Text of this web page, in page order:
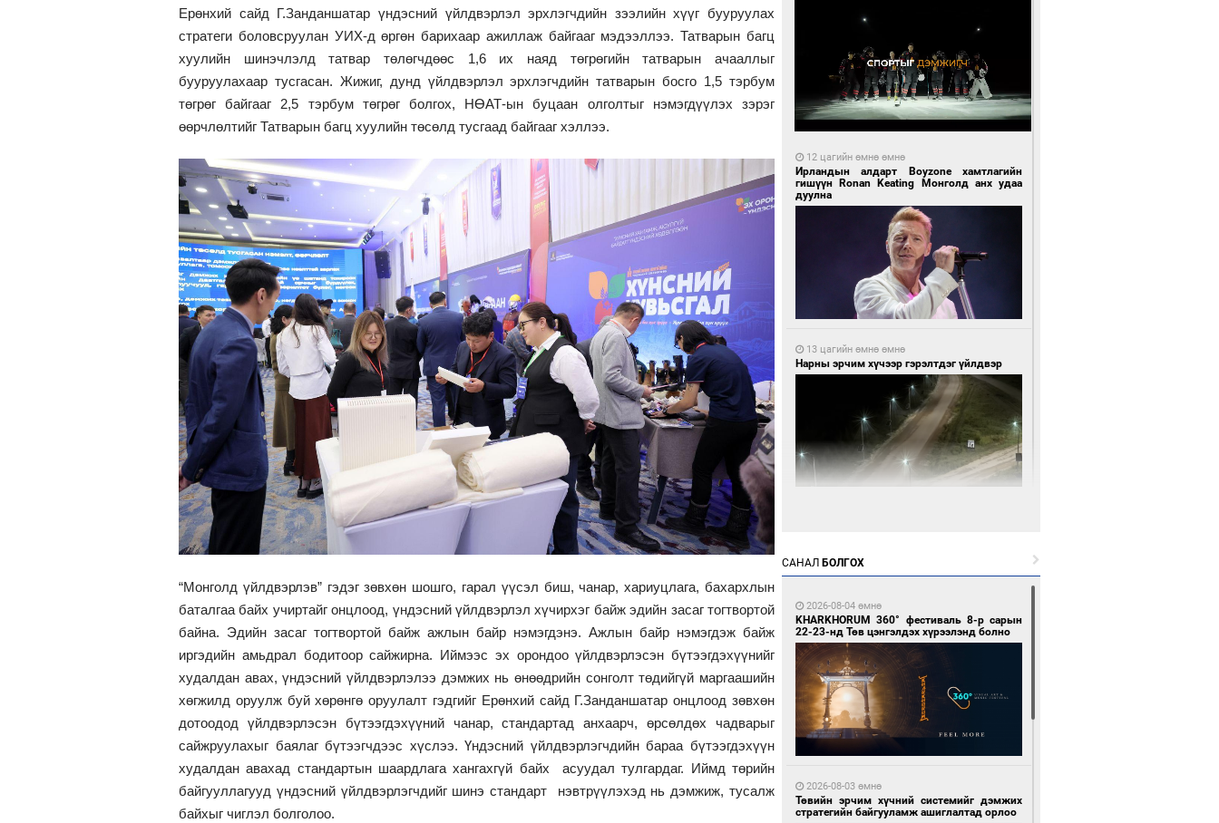
Ерөнхий сайд Г.Занданшатар үндэсний үйлдвэрлэл эрхлэгчдийн зээлийн хүүг бууруулах
стратеги боловсруулан УИХ-д өргөн барихаар ажиллаж байгааг мэдээллээ. Татварын багц
хуулийн шинэчлэлд татвар төлөгчдөөс 1,6 их наяд төгрөгийн татварын ачааллыг
бууруулахаар тусгасан. Жижиг, дунд үйлдвэрлэл эрхлэгчдийн татварын босго 1,5 тэрбум
төгрөг байгааг 2,5 тэрбум төгрөг болгох, НӨАТ-ын буцаан олголтыг нэмэгдүүлэх зэрэг
өөрчлөлтийг Татварын багц хуулийн төсөлд тусгаад байгааг хэллээ.
“Монголд үйлдвэрлэв” гэдэг зөвхөн шошго, гарал үүсэл биш, чанар, хариуцлага, бахархлын
баталгаа байх учиртайг онцлоод, үндэсний үйлдвэрлэл хүчирхэг байж эдийн засаг тогтвортой
байна. Эдийн засаг тогтвортой байж ажлын байр нэмэгдэнэ. Ажлын байр нэмэгдэж байж
иргэдийн амьдрал бодитоор сайжирна. Иймээс эх орондоо үйлдвэрлэсэн бүтээгдэхүүнийг
худалдан авах, үндэсний үйлдвэрлэлээ дэмжих нь өнөөдрийн сонголт төдийгүй маргаашийн
хөгжилд оруулж буй хөрөнгө оруулалт гэдгийг Ерөнхий сайд Г.Занданшатар онцлоод зөвхөн
дотоодод үйлдвэрлэсэн бүтээгдэхүүний чанар, стандартад анхаарч, өрсөлдөх чадварыг
сайжруулахыг баялаг бүтээгчдээс хүслээ. Үндэсний үйлдвэрлэгчдийн бараа бүтээгдэхүүн
худалдан авахад стандартын шаардлага хангахгүй байх асуудал тулгардаг. Иймд төрийн
байгууллагууд үндэсний үйлдвэрлэгчдийг шинэ стандарт нэвтрүүлэхэд нь дэмжиж, тусалж
байхыг чиглэл болголоо.
12 цагийн өмнө өмнө
Ирландын алдарт Boyzone хамтлагийн
гишүүн Ronan Keating Монголд анх удаа
дуулна
13 цагийн өмнө өмнө
Нарны эрчим хүчээр гэрэлтдэг үйлдвэр
13 цагийн өмнө өмнө
Өнөөдөр сондгой тоогоор төгссөн улсын
дугаартай автомашинтай иргэдэд шатахуун
олгоно
САНАЛ БОЛГОХ
2026-08-04 өмнө
KHARKHORUM 360° фестиваль 8-р сарын
22-23-нд Төв цэнгэлдэх хүрээлэнд болно
2026-08-03 өмнө
Төвийн эрчим хүчний системийг дэмжих
стратегийн байгууламж ашиглалтад орлоо